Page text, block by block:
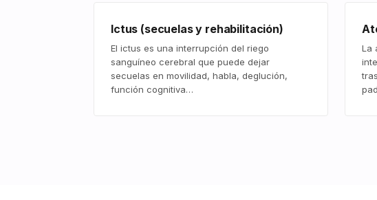
Ictus (secuelas y rehabilitación)
El ictus es una interrupción del riego
sanguíneo cerebral que puede dejar
secuelas en movilidad, habla, deglución,
función cognitiva…
La